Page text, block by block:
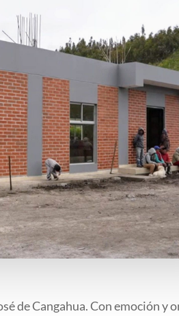
de Cangahua. Con emoción y